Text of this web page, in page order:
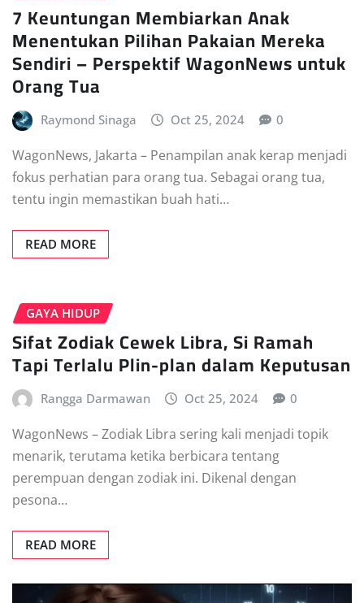
7 Keuntungan Membiarkan Anak
Menentukan Pilihan Pakaian Mereka
Sendiri – Perspektif WagonNews untuk
Orang Tua
Raymond Sinaga Oct 25, 2024 0
WagonNews, Jakarta – Penampilan anak kerap menjadi
fokus perhatian para orang tua. Sebagai orang tua,
tentu ingin memastikan buah hati…
READ MORE
GAYA HIDUP
Sifat Zodiak Cewek Libra, Si Ramah
Tapi Terlalu Plin-plan dalam Keputusan
Rangga Darmawan Oct 25, 2024 0
WagonNews – Zodiak Libra sering kali menjadi topik
menarik, terutama ketika berbicara tentang
perempuan dengan zodiak ini. Dikenal dengan
pesona…
READ MORE